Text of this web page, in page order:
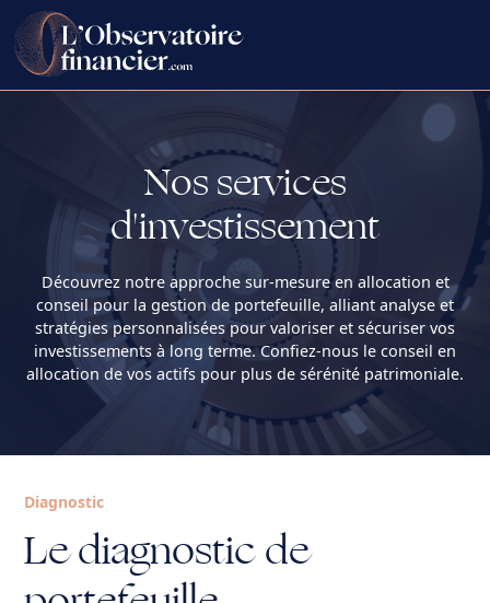
Nos services
d'investissement
Découvrez notre approche sur-mesure en allocation et
conseil pour la gestion de portefeuille, alliant analyse et
stratégies personnalisées pour valoriser et sécuriser vos
investissements à long terme. Confiez-nous le conseil en
allocation de vos actifs pour plus de sérénité patrimoniale.
Diagnostic
Le diagnostic de